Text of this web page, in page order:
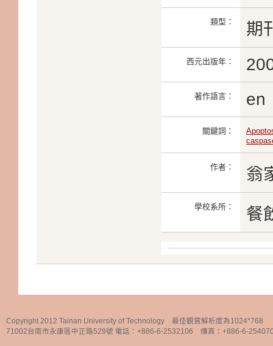
類型： 期
西元出版年：
著作語言： en
關鍵詞：
作者： 翁
學校系所： 餐
Copyright 2012 Tainan University of Technology 最佳觀賞解析度為1024*768
71002台南市永康區中正路529號 電話：+886-6-2532106 傳真：+886-6-